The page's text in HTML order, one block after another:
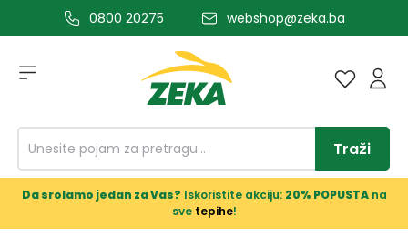
glavni sadržaj0800 20275 webshop@zeka.ba
Traži
Da srolamo jedan za Vas? Iskoristite akciju: 20% POPUSTAna
sve tepihe!